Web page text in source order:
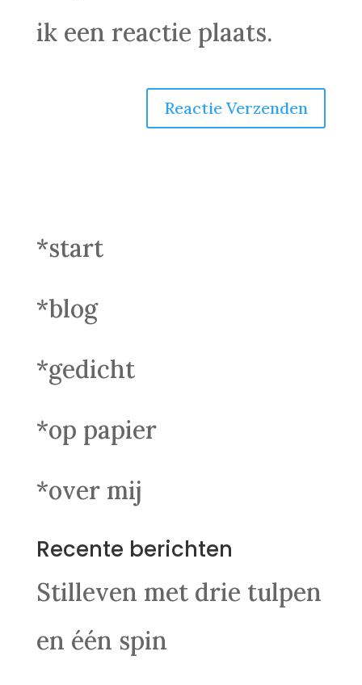
ik een reactie plaats.
*start
*blog
*gedicht
*op papier
*over mij
Recente berichten
Stilleven met drie tulpen
en één spin